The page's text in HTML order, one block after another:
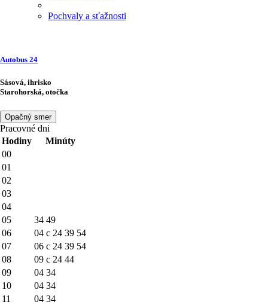
Pochvaly a sťažnosti
Autobus 24
Sásová, ihrisko
Starohorská, otočka
Opačný smer
Pracovné dni
Hodiny
Minúty
00
01
02
03
04
05
34 49
06
04 c 24 39 54
07
06 c 24 39 54
08
09 c 24 44
09
04 34
10
04 34
11
04 34